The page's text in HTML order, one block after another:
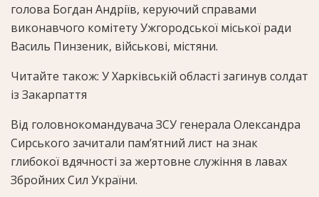
голова Богдан Андріїв, керуючий справами
виконавчого комітету Ужгородської міської ради
Василь Пинзеник, військові, містяни.
Читайте також: У Харківській області загинув солдат
із Закарпаття
Від головнокомандувача ЗСУ генерала Олександра
Сирського зачитали пам’ятний лист на знак
глибокої вдячності за жертовне служіння в лавах
Збройних Сил України.